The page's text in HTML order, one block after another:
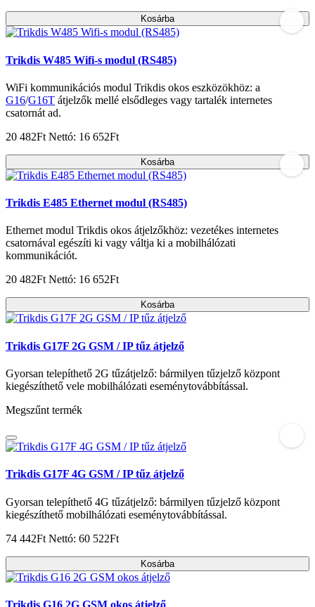
Kosárba
Trikdis W485 Wifi-s modul (RS485)
WiFi kommunikációs modul Trikdis okos eszközökhöz: a
G16/G16T átjelzők mellé elsődleges vagy tartalék internetes
csatornát ad.
20 482Ft Nettó: 16 652Ft
Kosárba
Trikdis E485 Ethernet modul (RS485)
Ethernet modul Trikdis okos átjelzőkhöz: vezetékes internetes
csatornával egészíti ki vagy váltja ki a mobilhálózati
kommunikációt.
20 482FtNettó: 16 652Ft
Kosárba
Trikdis G17F 2G GSM / IP tűz átjelző
Gyorsan telepíthető 2G tűzátjelző: bármilyen tűzjelző központ
kiegészíthető vele mobilhálózati eseménytovábbítással.
Megszűnt termék
Trikdis G17F 4G GSM / IP tűz átjelző
Gyorsan telepíthető 4G tűzátjelző: bármilyen tűzjelző központ
kiegészíthető mobilhálózati eseménytovábbítással.
74 442Ft Nettó: 60 522Ft
Kosárba
Trikdis G16 2G GSM okos átjelző